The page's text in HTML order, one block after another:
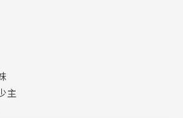
漫畫賞一般部門得獎作品
銷售1200萬冊，超高人氣第二部好
列 2000則以上評論 4.5顆星
」岡田准一主演真人化電影好評熱
主